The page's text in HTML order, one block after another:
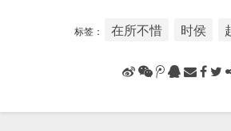
标签： 在所不惜 时侯